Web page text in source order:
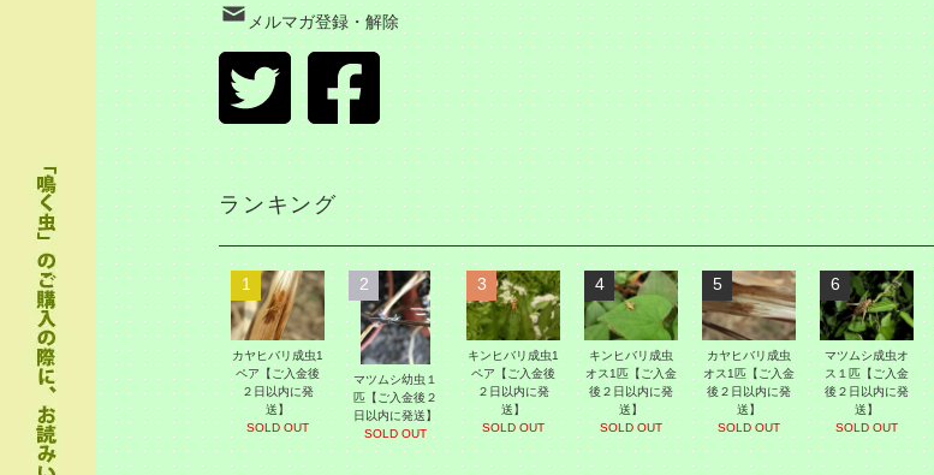
メルマガ登録・解除
ランキング
1
カヤヒバリ成虫1
ペア【ご入金後
２日以内に発
送】
SOLD OUT
2
マツムシ幼虫１
匹【ご入金後２
日以内に発送】
SOLD OUT
3
キンヒバリ成虫1
ペア【ご入金後
２日以内に発
送】
SOLD OUT
4
キンヒバリ成虫
オス1匹【ご入金
後２日以内に発
送】
SOLD OUT
5
カヤヒバリ成虫
オス1匹【ご入金
後２日以内に発
送】
SOLD OUT
6
マツムシ成虫オ
ス１匹【ご入金
後２日以内に発
送】
SOLD OUT